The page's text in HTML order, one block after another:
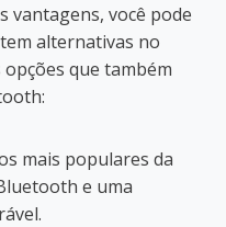
vantagens, você pode
alternativas no
que também
mais populares da
e uma